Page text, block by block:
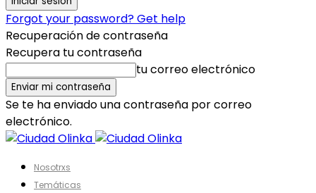
Forgot your password? Get help
Recuperación de contraseña
Recupera tu contraseña
tu correo electrónico
Se te ha enviado una contraseña por correo
electrónico.
Nosotrxs
Temáticas